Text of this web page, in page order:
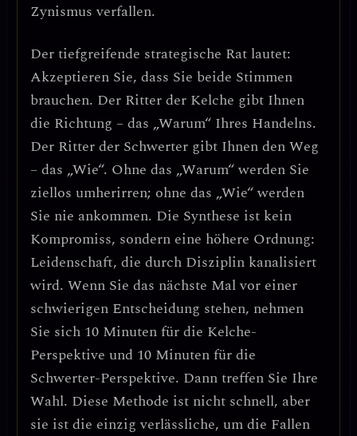
Zynismus verfallen.
Der tiefgreifende strategische Rat lautet:
Akzeptieren Sie, dass Sie beide Stimmen
brauchen. Der Ritter der Kelche gibt Ihnen
die Richtung – das „Warum“ Ihres Handelns.
Der Ritter der Schwerter gibt Ihnen den Weg
– das „Wie“. Ohne das „Warum“ werden Sie
ziellos umherirren; ohne das „Wie“ werden
Sie nie ankommen. Die Synthese ist kein
Kompromiss, sondern eine höhere Ordnung:
Leidenschaft, die durch Disziplin kanalisiert
wird. Wenn Sie das nächste Mal vor einer
schwierigen Entscheidung stehen, nehmen
Sie sich 10 Minuten für die Kelche-
Perspektive und 10 Minuten für die
Schwerter-Perspektive. Dann treffen Sie Ihre
Wahl. Diese Methode ist nicht schnell, aber
sie ist die einzig verlässliche, um die Fallen